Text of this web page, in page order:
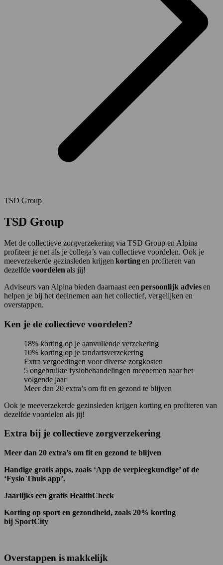
TSD Group
TSD Group
Met de collectieve zorgverzekering via TSD Group en Alpina
profiteer je net als je collega’s van collectieve voordelen. Ook je
meeverzekerde gezinsleden krijgen kortingen profiteren van
dezelfdevoordelen als jij!
Adviseurs van Alpina bieden daarnaast een persoonlijk adviesen
helpen je bij het deelnemen aan het collectief, vergelijken en
overstappen.
Ken je de collectieve voordelen?
18% korting op je aanvullende verzekering
10% korting op je tandartsverzekering
Extra vergoedingen voor diverse zorgkosten
5 ongebruikte fysiobehandelingen meenemen naar het
volgende jaar
Meer dan 20 extra’s om fit en gezond te blijven
Ook je meeverzekerde gezinsleden krijgen korting en profiteren van
dezelfde voordelen als jij!
Extra bij je collectieve zorgverzekering
Meer dan 20 extra’s om fit en gezond te blijven
Handige gratis apps, zoals ‘App de verpleegkundige’ of de
‘Fysio Thuis app’.
Jaarlijks een gratis HealthCheck
Korting op sport en gezondheid, zoals 20% korting
bij SportCity
Overstappen is makkelijk